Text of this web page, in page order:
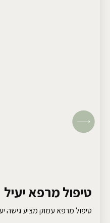
טיפול מרפא יעיל
טיפול מרפא עמוק מציע גישה